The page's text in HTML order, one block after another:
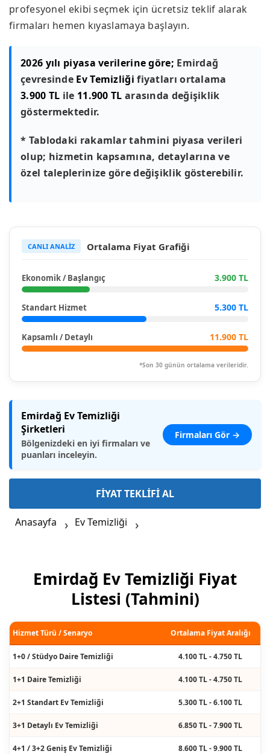
profesyonel ekibi seçmek için ücretsiz teklif alarak
firmaları hemen kıyaslamaya başlayın.
2026 yılı piyasa verilerine göre; Emirdağ
çevresinde Ev Temizliği fiyatları ortalama
3.900 TL ile 11.900 TL arasında değişiklik
göstermektedir.
* Tablodaki rakamlar tahmini piyasa verileri
olup; hizmetin kapsamına, detaylarına ve
özel taleplerinize göre değişiklik gösterebilir.
CANLI ANALİZ Ortalama Fiyat Grafiği
Ekonomik / Başlangıç 3.900 TL
Standart Hizmet 5.300 TL
Kapsamlı / Detaylı 11.900 TL
*Son 30 günün ortalama verileridir.
Emirdağ Ev Temizliği
Şirketleri
Bölgenizdeki en iyi firmaları ve
puanları inceleyin.
Firmaları Gör →
FİYAT TEKLİFİ AL
Anasayfa Ev Temizliği
Emirdağ Ev Temizliği Fiyat
Listesi (Tahmini)
Hizmet Türü / Senaryo Ortalama Fiyat Aralığı
1+0 / Stüdyo Daire Temizliği 4.100 TL - 4.750 TL
1+1 Daire Temizliği 4.100 TL - 4.750 TL
2+1 Standart Ev Temizliği 5.300 TL - 6.100 TL
3+1 Detaylı Ev Temizliği 6.850 TL - 7.900 TL
4+1 / 3+2 Geniş Ev Temizliği 8.600 TL - 9.900 TL